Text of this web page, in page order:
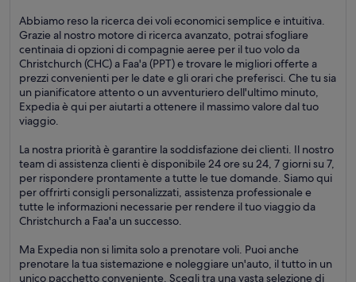
Abbiamo reso la ricerca dei voli economici semplice e intuitiva.
Grazie al nostro motore di ricerca avanzato, potrai sfogliare
centinaia di opzioni di compagnie aeree per il tuo volo da
Christchurch (CHC) a Faa'a (PPT) e trovare le migliori offerte a
prezzi convenienti per le date e gli orari che preferisci. Che tu sia
un pianificatore attento o un avventuriero dell'ultimo minuto,
Expedia è qui per aiutarti a ottenere il massimo valore dal tuo
viaggio.
La nostra priorità è garantire la soddisfazione dei clienti. Il nostro
team di assistenza clienti è disponibile 24 ore su 24, 7 giorni su 7,
per rispondere prontamente a tutte le tue domande. Siamo qui
per offrirti consigli personalizzati, assistenza professionale e
tutte le informazioni necessarie per rendere il tuo viaggio da
Christchurch a Faa'a un successo.
Ma Expedia non si limita solo a prenotare voli. Puoi anche
prenotare la tua sistemazione e noleggiare un'auto, il tutto in un
unico pacchetto conveniente. Scegli tra una vasta selezione di